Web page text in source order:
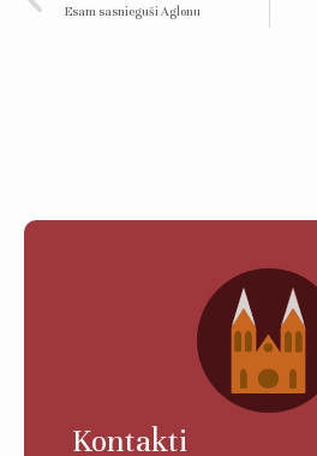
Esam sasnieguši Aglonu
Kontakti